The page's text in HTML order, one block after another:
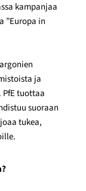
kampanjaa
”Europa in
ja
PfE tuottaa
suoraan
tukea,